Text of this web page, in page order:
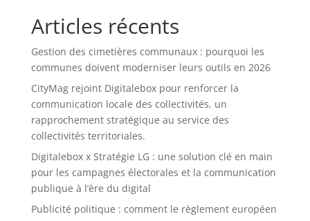
Articles récents
Gestion des cimetières communaux : pourquoi les
communes doivent moderniser leurs outils en 2026
CityMag rejoint Digitalebox pour renforcer la
communication locale des collectivités, un
rapprochement stratégique au service des
collectivités territoriales.
Digitalebox x Stratégie LG : une solution clé en main
pour les campagnes électorales et la communication
publique à l’ère du digital
Publicité politique : comment le règlement européen